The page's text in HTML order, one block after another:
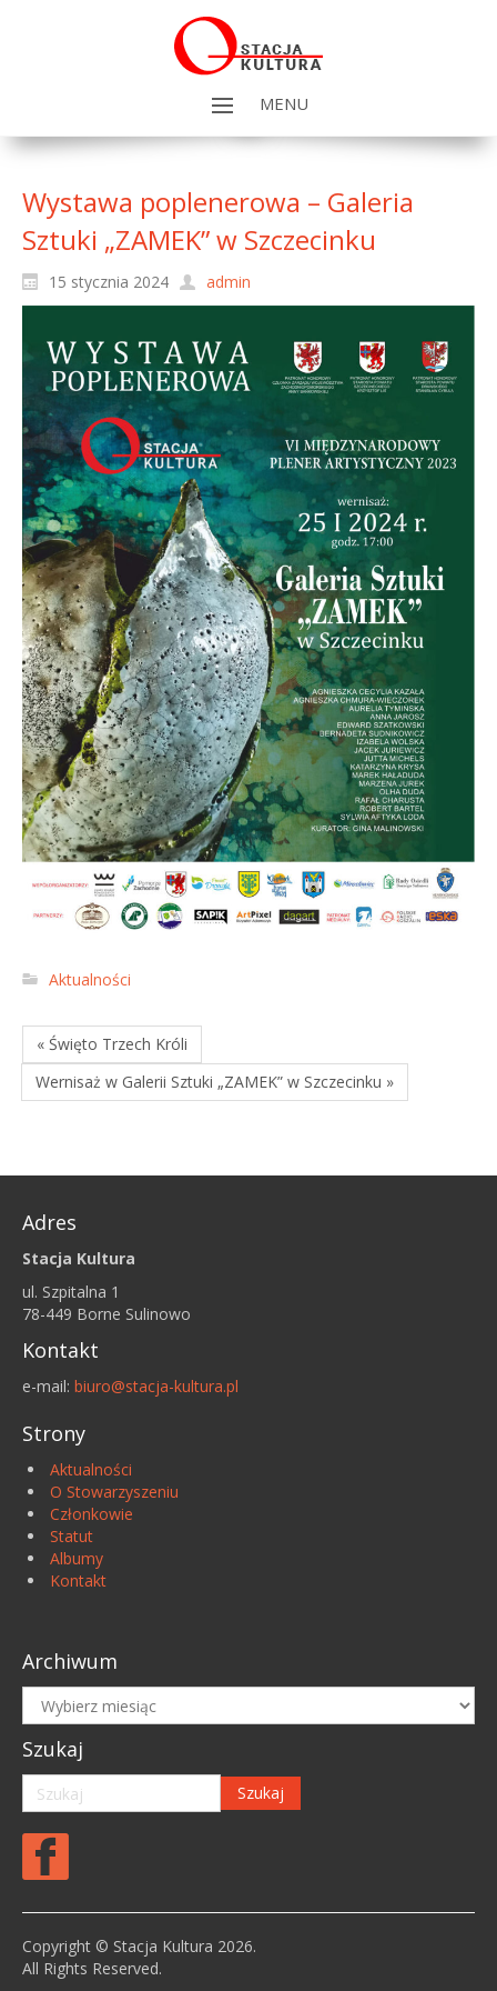
MENU
Wystawa poplenerowa – Galeria
Sztuki „ZAMEK” w Szczecinku
15 stycznia 2024 admin
Aktualności
« Święto Trzech Króli
Wernisaż w Galerii Sztuki „ZAMEK” w Szczecinku »
Adres
Stacja Kultura
ul. Szpitalna 1
78-449 Borne Sulinowo
Kontakt
e-mail: biuro@stacja-kultura.pl
Strony
Aktualności
O Stowarzyszeniu
Członkowie
Statut
Albumy
Kontakt
Archiwum
Archiwum
Szukaj
Copyright © Stacja Kultura 2026.
All Rights Reserved.